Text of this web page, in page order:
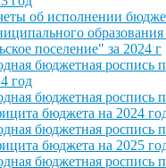
об исполнении
поселение" за 2024 г
бюджетная роспись
год
бюджетная роспись
бюджета на 2024
бюджетная роспись
бюджета на 2025
бюджетная роспись